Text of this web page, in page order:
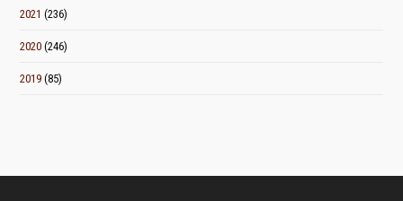
2021 (236)
2020 (246)
2019 (85)